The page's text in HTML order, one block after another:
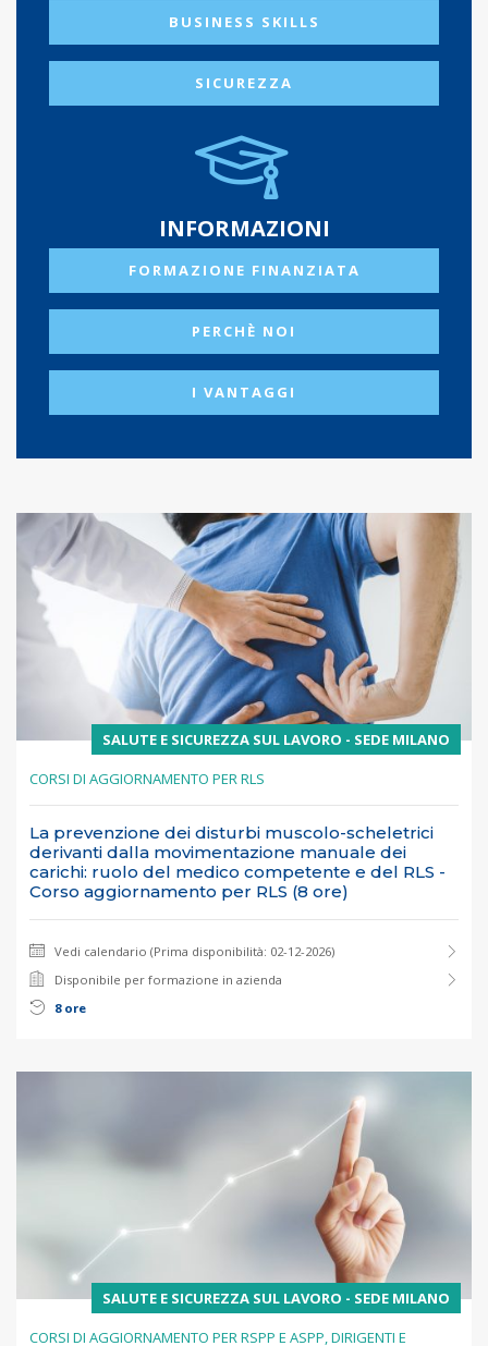
BUSINESS SKILLS
SICUREZZA
INFORMAZIONI
FORMAZIONE FINANZIATA
PERCHÈ NOI
I VANTAGGI
SALUTE E SICUREZZA SUL LAVORO - SEDE MILANO
CORSI DI AGGIORNAMENTO PER RLS
La prevenzione dei disturbi muscolo-scheletrici
derivanti dalla movimentazione manuale dei
carichi: ruolo del medico competente e del RLS -
Corso aggiornamento per RLS (8 ore)
Vedi calendario (Prima disponibilità: 02-12-2026)
Disponibile per formazione in azienda
8 ore
SALUTE E SICUREZZA SUL LAVORO - SEDE MILANO
CORSI DI AGGIORNAMENTO PER RSPP E ASPP, DIRIGENTI E